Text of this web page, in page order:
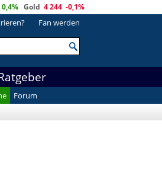
0,4% Gold 4 244 -0,1%
Fan werden
Forum